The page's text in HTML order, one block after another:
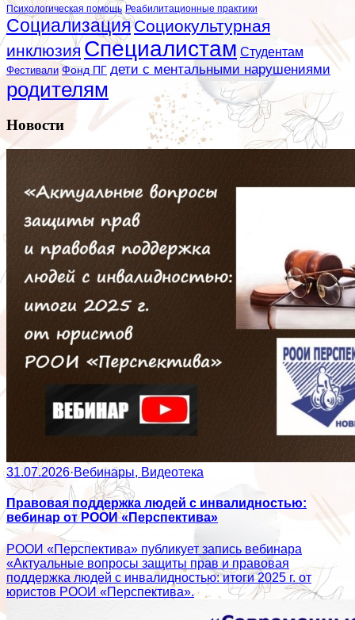
Психологическая помощь Реабилитационные практики
СоциализацияСоциокультурная
инклюзия Специалистам Студентам
Фестивали Фонд ПГ дети с ментальными нарушениями
родителям
Новости
31.07.2026·Вебинары, Видеотека
Правовая поддержка людей с инвалидностью:
вебинар от РООИ «Перспектива»
РООИ «Перспектива» публикует запись вебинара
«Актуальные вопросы защиты прав и правовая
поддержка людей с инвалидностью: итоги 2025 г. от
юристов РООИ «Перспектива».